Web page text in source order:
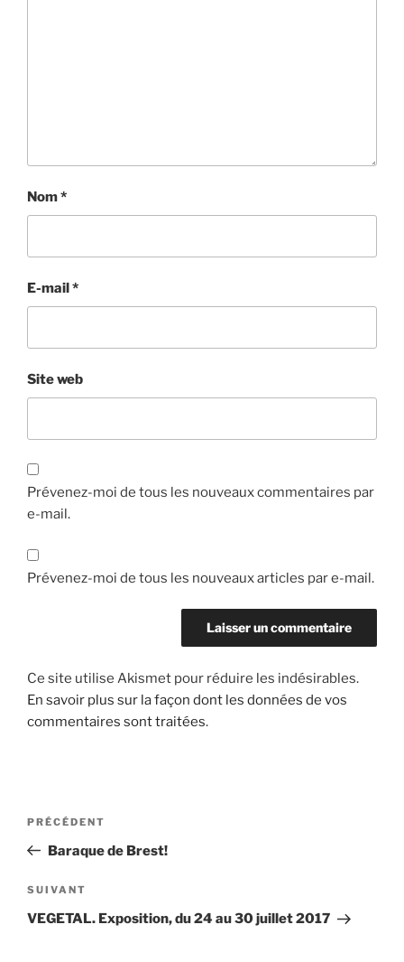
Nom*
E-mail*
Site web
Prévenez-moi de tous les nouveaux commentaires par
e-mail.
Prévenez-moi de tous les nouveaux articles par e-mail.
Ce site utilise Akismet pour réduire les indésirables.
En savoir plus sur la façon dont les données de vos
commentaires sont traitées.
Navigation
l’article
Article
précédent
PRÉCÉDENT
Baraque de Brest!
Article
suivant
SUIVANT
VEGETAL. Exposition, du 24 au 30 juillet 2017